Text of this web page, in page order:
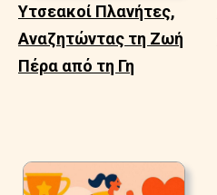
Υτσεακοί Πλανήτες,
Αναζητώντας τη Ζωή
Πέρα από τη Γη